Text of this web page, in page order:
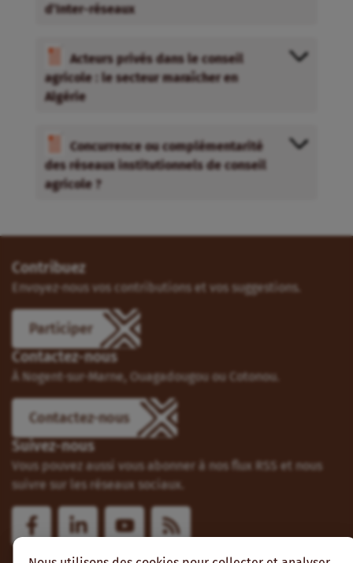
d’Inter-réseaux
Acteurs privés dans le conseil
agricole : le secteur maraîcher en
Algérie
Concurrence ou complémentarité
des réseaux institutionnels de conseil
agricole ?
Contribuez
Envoyez-nous vos contributions et vos suggestions.
Participer
Contactez-nous
À Nogent-sur-Marne, Ouagadougou ou Cotonou.
Contactez-nous
Suivez-nous
Vous pouvez aussi vous abonner à nos flux RSS et nous
suivre sur les réseaux sociaux.